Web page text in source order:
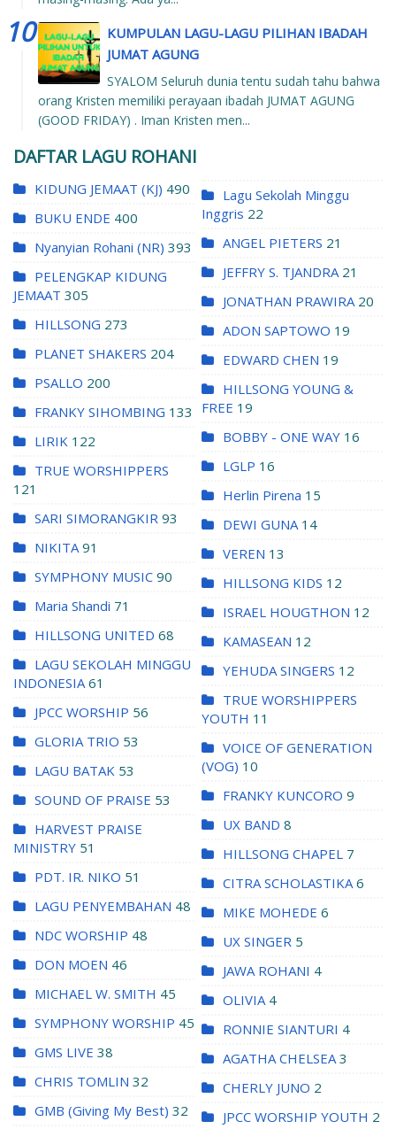
KUMPULAN LAGU-LAGU PILIHAN IBADAH
JUMAT AGUNG
SYALOM Seluruh dunia tentu sudah tahu bahwa
orang Kristen memiliki perayaan ibadah JUMAT AGUNG
(GOOD FRIDAY) . Iman Kristen men...
DAFTAR LAGU ROHANI
KIDUNG JEMAAT (KJ) 490
BUKU ENDE 400
Nyanyian Rohani (NR) 393
PELENGKAP KIDUNG
JEMAAT 305
HILLSONG 273
PLANET SHAKERS 204
PSALLO 200
FRANKY SIHOMBING 133
LIRIK 122
TRUE WORSHIPPERS
121
SARI SIMORANGKIR 93
NIKITA 91
SYMPHONY MUSIC 90
Maria Shandi 71
HILLSONG UNITED 68
LAGU SEKOLAH MINGGU
INDONESIA 61
JPCC WORSHIP 56
GLORIA TRIO 53
LAGU BATAK 53
SOUND OF PRAISE 53
HARVEST PRAISE
MINISTRY 51
PDT. IR. NIKO 51
LAGU PENYEMBAHAN 48
NDC WORSHIP 48
DON MOEN 46
MICHAEL W. SMITH 45
SYMPHONY WORSHIP 45
GMS LIVE 38
CHRIS TOMLIN 32
GMB (Giving My Best) 32
Lagu Sekolah Minggu
Inggris 22
ANGEL PIETERS 21
JEFFRY S. TJANDRA 21
JONATHAN PRAWIRA 20
ADON SAPTOWO 19
EDWARD CHEN 19
HILLSONG YOUNG &
FREE 19
BOBBY - ONE WAY 16
LGLP 16
Herlin Pirena 15
DEWI GUNA 14
VEREN 13
HILLSONG KIDS 12
ISRAEL HOUGTHON 12
KAMASEAN 12
YEHUDA SINGERS 12
TRUE WORSHIPPERS
YOUTH 11
VOICE OF GENERATION
(VOG) 10
FRANKY KUNCORO 9
UX BAND 8
HILLSONG CHAPEL 7
CITRA SCHOLASTIKA 6
MIKE MOHEDE 6
UX SINGER 5
JAWA ROHANI 4
OLIVIA 4
RONNIE SIANTURI 4
AGATHA CHELSEA 3
CHERLY JUNO 2
JPCC WORSHIP YOUTH 2